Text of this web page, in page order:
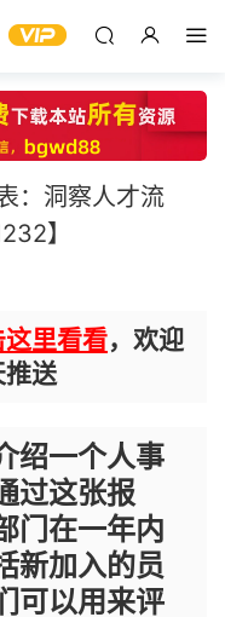
：洞察人才流
】
这里看看，欢迎
送
绍一个人事
过这张报
门在一年内
新加入的员
可以用来评